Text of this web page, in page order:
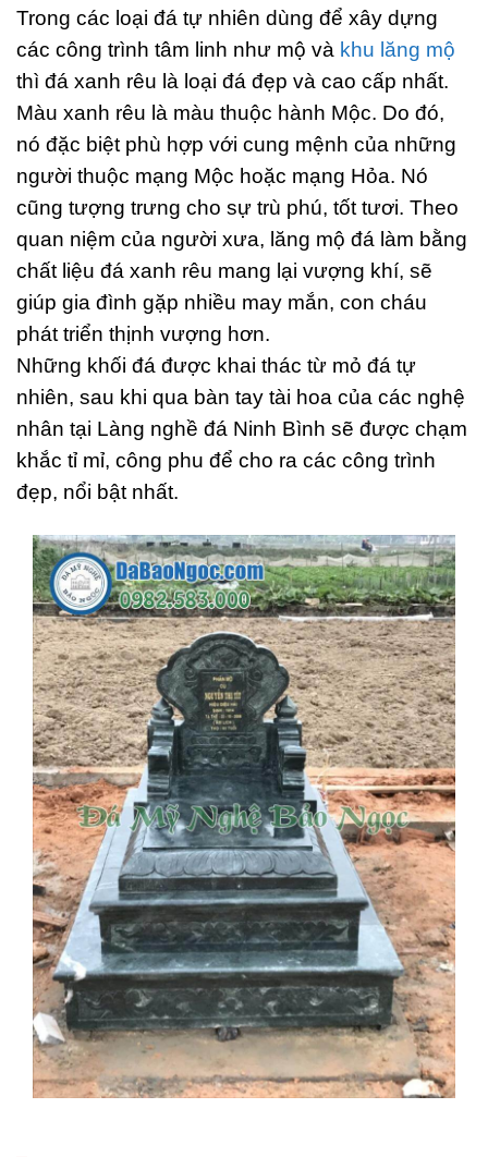
Trong các loại đá tự nhiên dùng để xây dựng
các công trình tâm linh như mộ và khu lăng mộ
thì đá xanh rêu là loại đá đẹp và cao cấp nhất.
Màu xanh rêu là màu thuộc hành Mộc. Do đó,
nó đặc biệt phù hợp với cung mệnh của những
người thuộc mạng Mộc hoặc mạng Hỏa. Nó
cũng tượng trưng cho sự trù phú, tốt tươi. Theo
quan niệm của người xưa, lăng mộ đá làm bằng
chất liệu đá xanh rêu mang lại vượng khí, sẽ
giúp gia đình gặp nhiều may mắn, con cháu
phát triển thịnh vượng hơn.
Những khối đá được khai thác từ mỏ đá tự
nhiên, sau khi qua bàn tay tài hoa của các nghệ
nhân tại Làng nghề đá Ninh Bình sẽ được chạm
khắc tỉ mỉ, công phu để cho ra các công trình
đẹp, nổi bật nhất.